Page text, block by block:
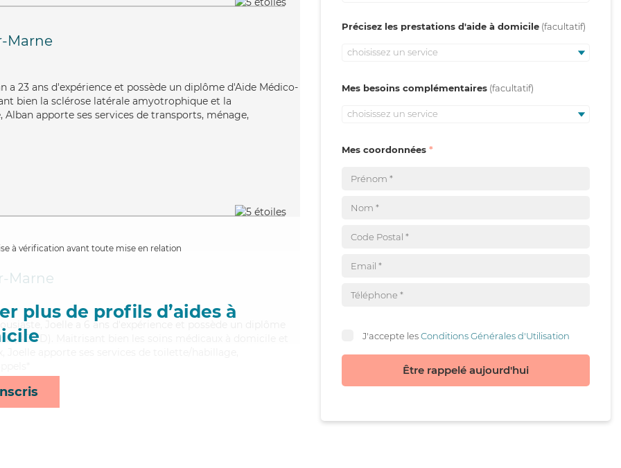
Marne
a 23 ans d'expérience et possède un diplôme d'Aide Médico-
bien la sclérose latérale amyotrophique et la
apporte ses services de transports, ménage,
à vérification avant toute mise en relation
plus de profils d’aides à
Marne
Joelle a 6 ans d'expérience et possède un diplôme
(ADVD). Maitrisant bien les soins médicaux à domicile et
Précisez les prestations d'aide à domicile
choisissez un service
Mes besoins complémentaires
choisissez un service
Mes coordonnées
J'accepte lesConditions Générales d'Utilisation
Être rappelé aujourd'hui